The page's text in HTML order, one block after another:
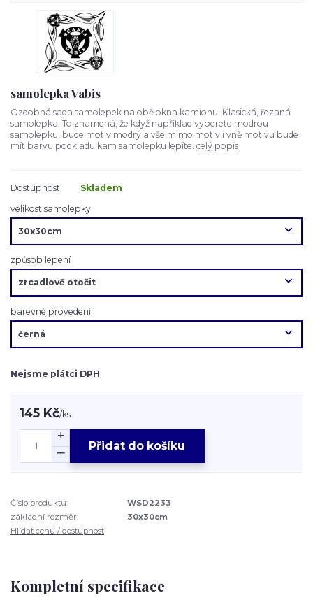
samolepka Vabis
Ozdobná sada samolepek na obě okna kamionu. Klasická, řezaná
samolepka. To znamená, že když například vyberete modrou
samolepku, bude motiv modrý a vše mimo motiv i vně motivu bude
mít barvu podkladu kam samolepku lepíte. celý popis
Dostupnost
Skladem
velikost samolepky
způsob lepení
barevné provedení
Nejsme plátci DPH
145 Kč/ks
Přidat do košíku
Číslo produktu:
WSD2233
základní rozměr:
30x30cm
Hlídat cenu / dostupnost
Kompletní specifikace